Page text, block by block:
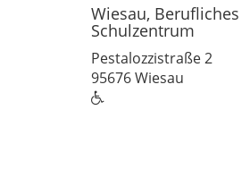
Wiesau, Berufliches
Schulzentrum
Pestalozzistraße 2
95676 Wiesau